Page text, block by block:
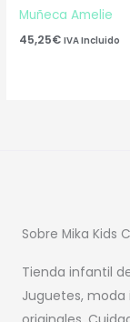
Muñeca Amelie
45,25€ IVA Incluido
Sobre Mika Kids
Tienda infantil
Juguetes,